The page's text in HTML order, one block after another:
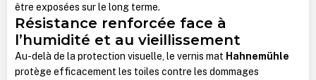
être exposées sur le long terme.
Résistance renforcée face à
l’humidité et au vieillissement
Au-delà de la protection visuelle, le vernis mat Hahnemühle
protège efficacement les toiles contre les dommages